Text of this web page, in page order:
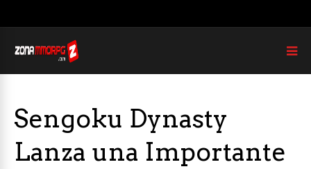
Sengoku Dynasty
Lanza una Importante